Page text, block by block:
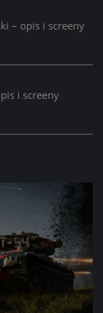
– opis i screeny
i screeny